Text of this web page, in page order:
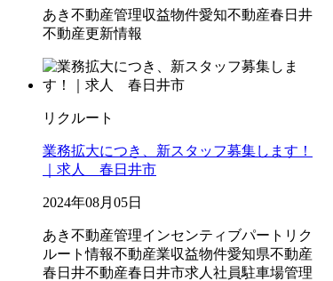
あき不動産管理収益物件愛知不動産春日井
不動産更新情報
リクルート
業務拡大につき、新スタッフ募集します！
｜求人 春日井市
2024年08月05日
あき不動産管理インセンティブパート リク
ルート情報不動産業収益物件愛知県不動産
春日井不動産春日井市求人 社員駐車場管理